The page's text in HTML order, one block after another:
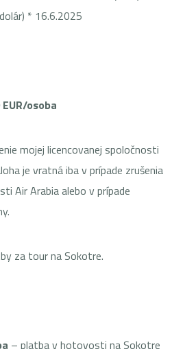
* 16.6.2025
osoba
mojej licencovanej spoločnosti
je vratná iba v prípade zrušenia
Air Arabia alebo v prípade
za tour na Sokotre.
– platba v hotovosti na Sokotre